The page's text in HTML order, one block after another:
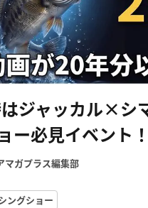
ジャッカル×シ
ー必見イベント
マガプラス編集部
ングショー